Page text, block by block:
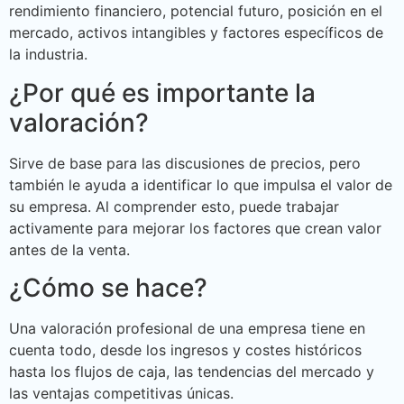
rendimiento financiero, potencial futuro, posición en el
mercado, activos intangibles y factores específicos de
la industria.
¿Por qué es importante la
valoración?
Sirve de base para las discusiones de precios, pero
también le ayuda a identificar lo que impulsa el valor de
su empresa. Al comprender esto, puede trabajar
activamente para mejorar los factores que crean valor
antes de la venta.
¿Cómo se hace?
Una valoración profesional de una empresa tiene en
cuenta todo, desde los ingresos y costes históricos
hasta los flujos de caja, las tendencias del mercado y
las ventajas competitivas únicas.